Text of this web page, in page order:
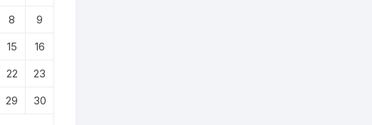
8
9
15
16
22
23
29
30